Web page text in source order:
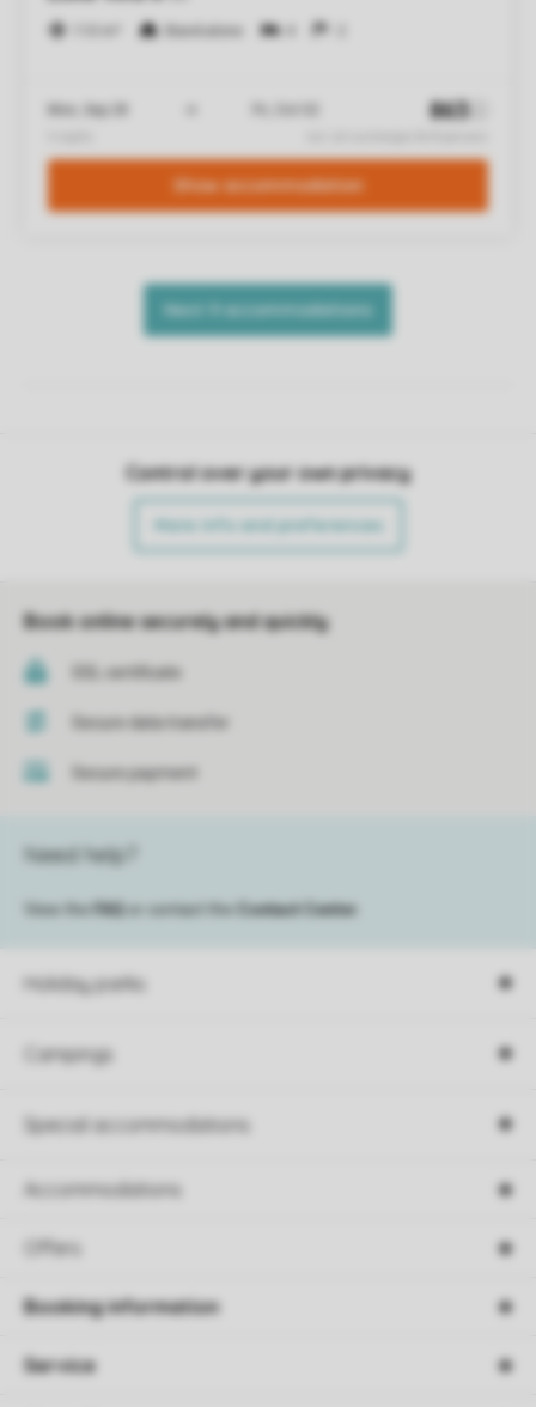
Control over your own privacy
More info and preferences
Book online securely and quickly
SSL certificate
Secure data transfer
Secure payment
Holiday parks
Campings
Special accommodations
Accommodations
Offers
Need help?
View the FAQ or contact the Contact Center
Booking information
Service